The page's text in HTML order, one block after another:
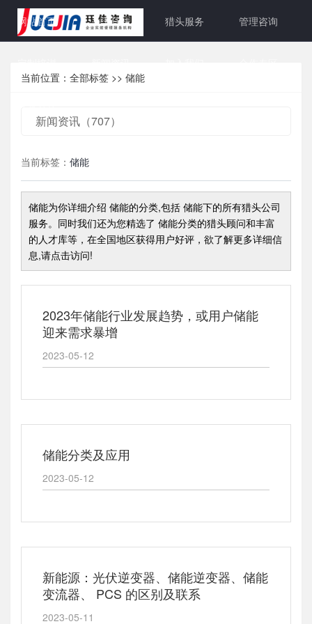
网站首页 关于珏佳 猎头服务 管理咨询
当前位置： 全部标签 >> 储能
新闻资讯（707）
当前标签： 储能
储能为你详细介绍 储能的分类,包括 储能下的所有猎头公司
服务。同时我们还为您精选了 储能分类的猎头顾问和丰富
的人才库等，在全国地区获得用户好评，欲了解更多详细信
息,请点击访问!
2023年储能行业发展趋势，或用户储能
迎来需求暴增
2023-05-12
储能分类及应用
2023-05-12
新能源：光伏逆变器、储能逆变器、储能
变流器、 PCS 的区别及联系
2023-05-11